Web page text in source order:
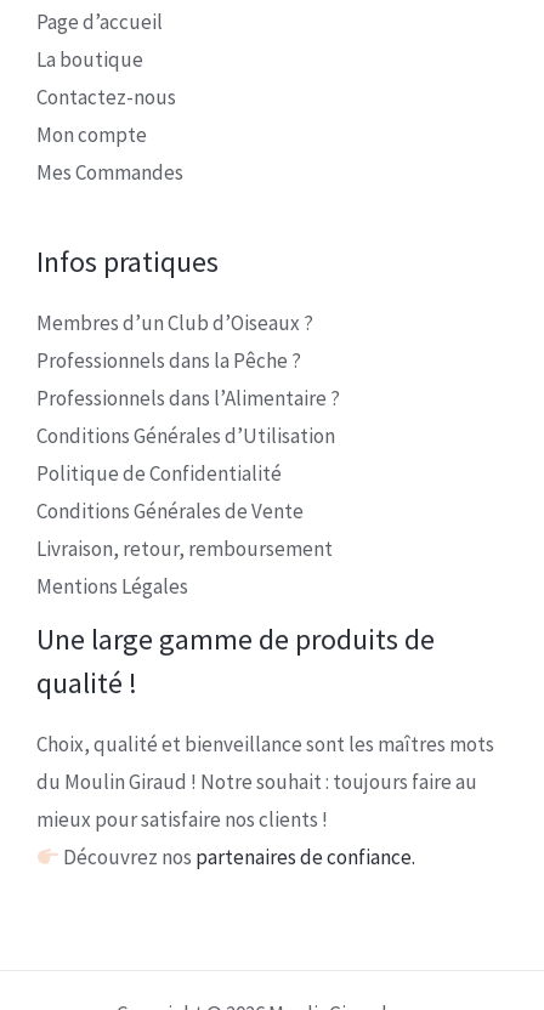
Page d’accueil
La boutique
Contactez-nous
Mon compte
Mes Commandes
Infos pratiques
Membres d’un Club d’Oiseaux ?
Professionnels dans la Pêche ?
Professionnels dans l’Alimentaire ?
Conditions Générales d’Utilisation
Politique de Confidentialité
Conditions Générales de Vente
Livraison, retour, remboursement
Mentions Légales
Une large gamme de produits de
qualité !
Choix, qualité et bienveillance sont les maîtres mots
du Moulin Giraud ! Notre souhait : toujours faire au
mieux pour satisfaire nos clients !
Découvrez nos partenaires de confiance.